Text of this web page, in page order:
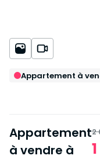
Appartement à
Appartement
à vendre à
2